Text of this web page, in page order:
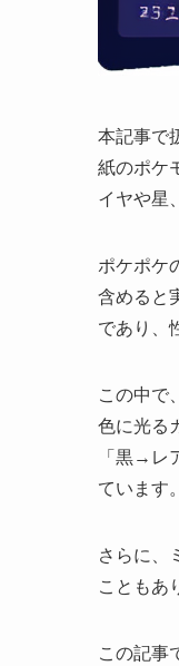
本記事で
紙のポケ
イヤや星
ポケポケ
含めると
であり、
この中で
色に光る
「黒→レ
ています。
さらに、
こともあ
この記事